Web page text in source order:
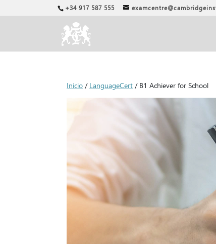
+34 917 587 555
Inicio / LanguageCert / B1 Achiever for School